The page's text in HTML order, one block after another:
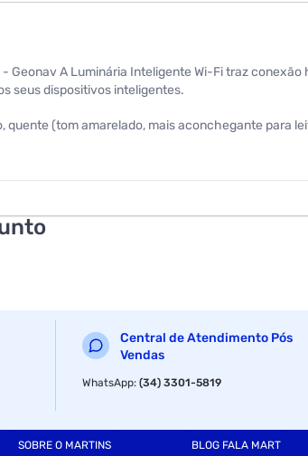
Geonav A Luminária Inteligente Wi-Fi traz
seus dispositivos inteligentes.
quente (tom amarelado, mais aconchegante para
rápida;
quente ao frio e multicores.
Central de Atendimento Pós
Vendas
WhatsApp:(34) 3301-5819
SOBRE O MARTINS BLOG FALA MART